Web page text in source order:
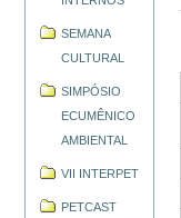
SEMANA
CULTURAL
SIMPÓSIO
ECUMÊNICO
AMBIENTAL
VII INTERPET
PETCAST